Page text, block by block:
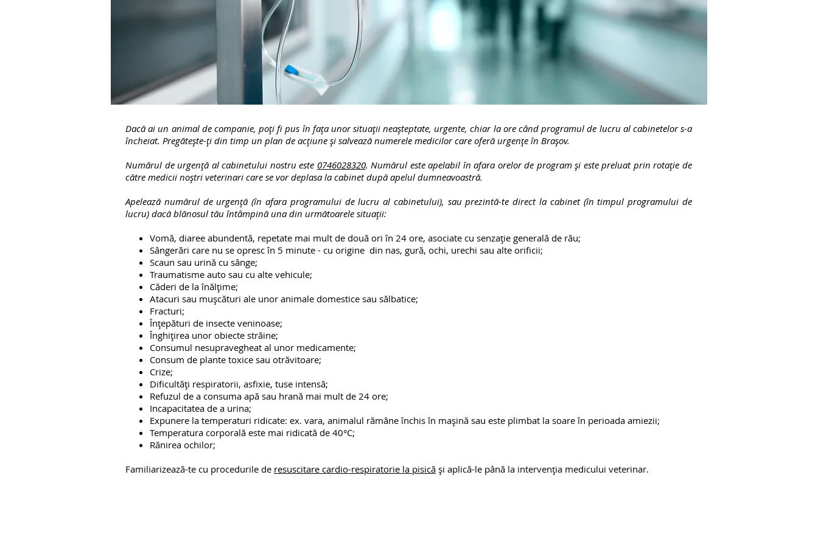
Dacă ai un animal de companie, poți fi pus în fața unor situații neașteptate, urgente, chiar la ore când programul de lucru al cabinetelor s-a
încheiat. Pregătește-ți din timp un plan de acțiune și salvează numerele medicilor care oferă urgențe în Brașov.
Numărul de urgență al cabinetului nostru este 0746028320. Numărul este apelabil în afara orelor de program și este preluat prin rotație de
către medicii noștri veterinari care se vor deplasa la cabinet după apelul dumneavoastră.
Apelează numărul de urgență (în afara programului de lucru al cabinetului), sau prezintă-te direct la cabinet (în timpul programului de
lucru) dacă blănosul tău întâmpină una din următoarele situații:
Vomă, diaree abundentă, repetate mai mult de două ori în 24 ore, asociate cu senzație generală de rău;
Sângerări care nu se opresc în 5 minute - cu origine din nas, gură, ochi, urechi sau alte orificii;
Scaun sau urină cu sânge;
Traumatisme auto sau cu alte vehicule;
Căderi de la înălțime;
Atacuri sau mușcături ale unor animale domestice sau sălbatice;
Fracturi;
Înțepături de insecte veninoase;
Înghițirea unor obiecte străine;
Consumul nesupravegheat al unor medicamente;
Consum de plante toxice sau otrăvitoare;
Crize;
Dificultăți respiratorii, asfixie, tuse intensă;
Refuzul de a consuma apă sau hrană mai mult de 24 ore;
Incapacitatea de a urina;
Expunere la temperaturi ridicate: ex. vara, animalul rămâne închis în mașină sau este plimbat la soare în perioada amiezii;
Temperatura corporală este mai ridicată de 40°C;
Rănirea ochilor;
Familiarizează-te cu procedurile de resuscitare cardio-respiratorie la pisică și aplică-le până la intervenția medicului veterinar.